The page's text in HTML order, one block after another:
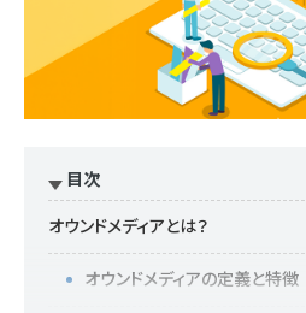
目次
オウンドメディアとは？
オウンドメディアの定義と特徴